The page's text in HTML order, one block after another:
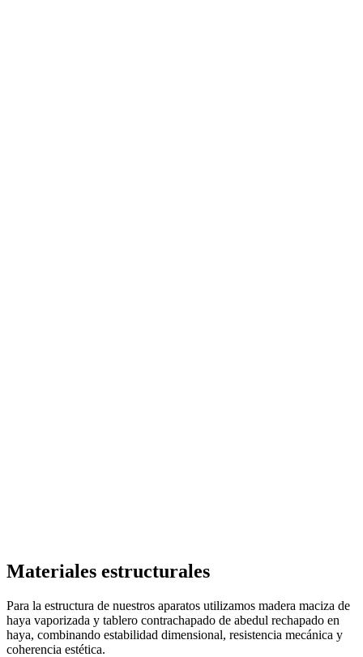
Materiales estructurales
Para la estructura de nuestros aparatos utilizamos madera maciza de
haya vaporizada y tablero contrachapado de abedul rechapado en
haya, combinando estabilidad dimensional, resistencia mecánica y
coherencia estética.